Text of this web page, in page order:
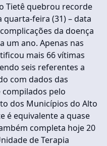
Tietê quebrou recorde
feira (31) – data
da doença
um ano. Apenas nas
mais 66 vítimas
seis referentes a
com dados das
compilados pelo
dos Municípios do Alto
é equivalente a quase
completa hoje 20
de Terapia